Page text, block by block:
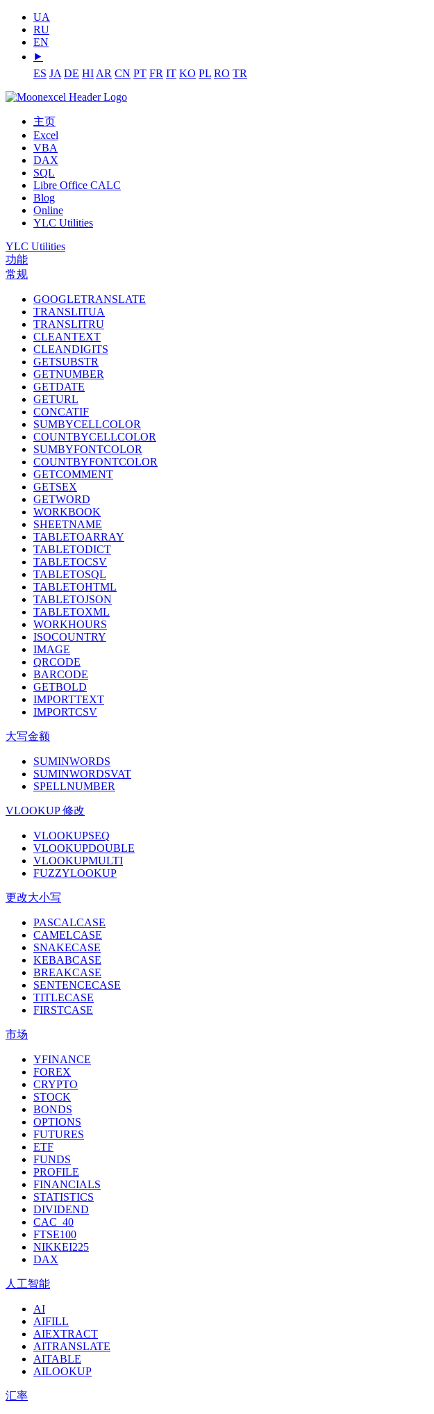
UA
RU
EN
⯈
ES JA DE HI AR CN PT FR IT KO PL RO TR
主页
Excel
VBA
DAX
SQL
Libre Office CALC
Blog
Online
YLC Utilities
YLC Utilities
功能
常规
GOOGLETRANSLATE
TRANSLITUA
TRANSLITRU
CLEANTEXT
CLEANDIGITS
GETSUBSTR
GETNUMBER
GETDATE
GETURL
CONCATIF
SUMBYCELLCOLOR
COUNTBYCELLCOLOR
SUMBYFONTCOLOR
COUNTBYFONTCOLOR
GETCOMMENT
GETSEX
GETWORD
WORKBOOK
SHEETNAME
TABLETOARRAY
TABLETODICT
TABLETOCSV
TABLETOSQL
TABLETOHTML
TABLETOJSON
TABLETOXML
WORKHOURS
ISOCOUNTRY
IMAGE
QRCODE
BARCODE
GETBOLD
IMPORTTEXT
IMPORTCSV
大写金额
SUMINWORDS
SUMINWORDSVAT
SPELLNUMBER
VLOOKUP 修改
VLOOKUPSEQ
VLOOKUPDOUBLE
VLOOKUPMULTI
FUZZYLOOKUP
更改大小写
PASCALCASE
CAMELCASE
SNAKECASE
KEBABCASE
BREAKCASE
SENTENCECASE
TITLECASE
FIRSTCASE
市场
YFINANCE
FOREX
CRYPTO
STOCK
BONDS
OPTIONS
FUTURES
ETF
FUNDS
PROFILE
FINANCIALS
STATISTICS
DIVIDEND
CAC_40
FTSE100
NIKKEI225
DAX
人工智能
AI
AIFILL
AIEXTRACT
AITRANSLATE
AITABLE
AILOOKUP
汇率